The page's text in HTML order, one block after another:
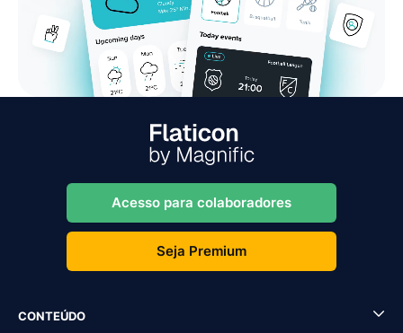
Acesso para colaboradores
Seja Premium
CONTEÚDO